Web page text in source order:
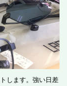
します。強い日差